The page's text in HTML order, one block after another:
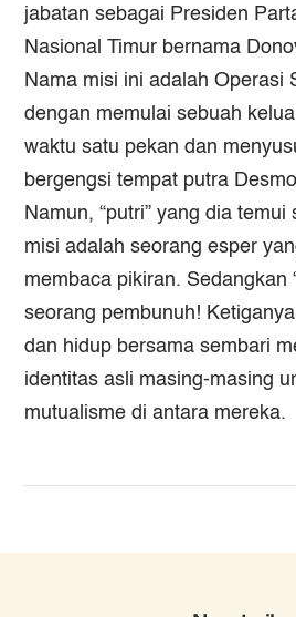
jabatan sebagai Presiden
Nasional Timur bernama
Nama misi ini adalah Operasi
dengan memulai sebuah
waktu satu pekan dan
bergengsi tempat putra
Namun, “putri” yang dia
misi adalah seorang esper
membaca pikiran. Sedangkan
seorang pembunuh!
dan hidup bersama sembari
identitas asli masing-masing
mutualisme di antara mereka.